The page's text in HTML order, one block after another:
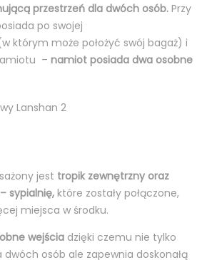
przestrzeń dla dwóch osób. Przy
po swojej
którym może położyć swój bagaż) i
– namiot posiada dwa osobne
jest tropik zewnętrzny oraz
sypialnię, które zostały połączone,
miejsca w środku.
wejścia dzięki czemu nie tylko
osób ale zapewnia doskonałą